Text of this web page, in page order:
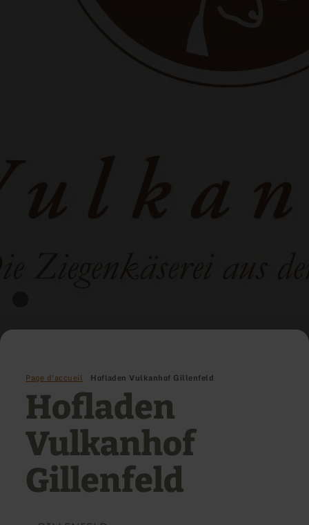
Page d'accueil Hofladen Vulkanhof Gillenfeld
Hofladen
Vulkanhof
Gillenfeld